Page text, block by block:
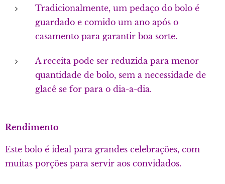
Tradicionalmente, um pedaço do bolo é
guardado e comido um ano após o
casamento para garantir boa sorte.
A receita pode ser reduzida para menor
quantidade de bolo, sem a necessidade de
glacê se for para o dia-a-dia.
Rendimento
Este bolo é ideal para grandes celebrações, com
muitas porções para servir aos convidados.